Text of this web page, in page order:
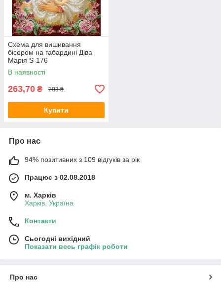
Схема для вишивання
бісером на габардині Діва
Марія S-176
В наявності
263,70 ₴ 293 ₴
Купити
Про нас
94% позитивних з 109 відгуків за рік
Працює з 02.08.2018
м. Харків
Харків, Україна
Контакти
Сьогодні вихідний
Показати весь графік роботи
Про нас